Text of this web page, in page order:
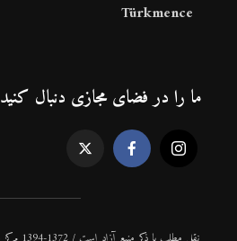
Türkmence
ما را در فضای مجازی دنبال کنید